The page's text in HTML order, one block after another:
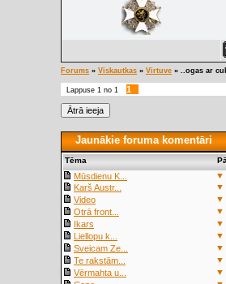
Forums » Viskautkas » Virtuve » ..ogas ar
Lappuse 1 no 1 1
Jaunākie foruma komentāri
Tēma
Mūsdienu K... ▼
Karš Austr...
▼
Video
▼
Otrā front...
▼
Ikars
▼
Liellopu k...
▼
Sveicam Ze...
▼
Te rakstām...
▼
Vērmahta u...
▼